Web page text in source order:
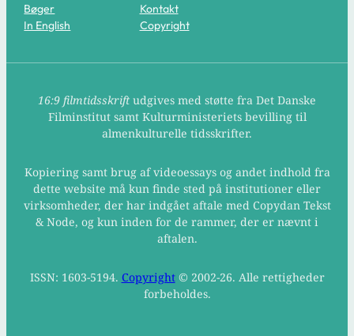
Bøger
In English
Kontakt
Copyright
16:9 filmtidsskrift udgives med støtte fra Det Danske
Filminstitut samt Kulturministeriets bevilling til
almenkulturelle tidsskrifter.
Kopiering samt brug af videoessays og andet indhold fra
dette website må kun finde sted på institutioner eller
virksomheder, der har indgået aftale med Copydan Tekst
& Node, og kun inden for de rammer, der er nævnt i
aftalen.
ISSN: 1603-5194. Copyright© 2002-26. Alle rettigheder
forbeholdes.